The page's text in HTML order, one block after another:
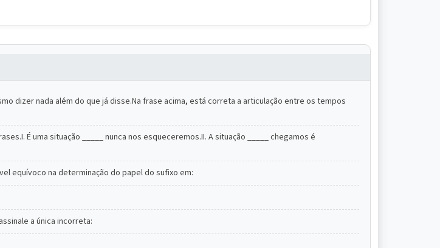
dizer nada além do que já disse.Na frase acima, está correta a articulação entre os tempos
É uma situação _____ nunca nos esqueceremos.II. A situação _____ chegamos é
equívoco na determinação do papel do sufixo em:
a única incorreta: